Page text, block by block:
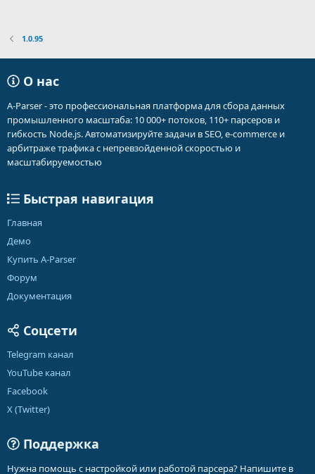
1.0.95
О нас
A-Parser - это профессиональная платформа для сбора данных
промышленного масштаба: 10 000+ потоков, 110+ парсеров и
гибкость Node.js. Автоматизируйте задачи в SEO, e-commerce и
арбитраже трафика с непревзойденной скоростью и
масштабируемостью
Быстрая навигация
Главная
Демо
Купить A-Parser
Форум
Документация
Соцсети
Telegram канал
YouTube канал
Facebook
X (Twitter)
Поддержка
Нужна помощь с настройкой или работой парсера? Напишите в